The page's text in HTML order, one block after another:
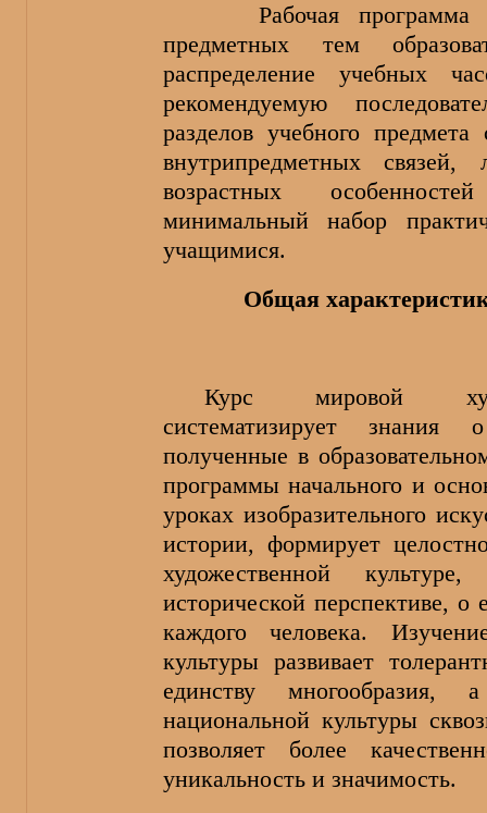
Рабочая программа
предметных тем
распределение учебных
рекомендуемую
разделов учебного
внутрипредметных связей,
возрастных
минимальный набор
учащимися.
Общая
Курс мировой
систематизирует
полученные в
программы начального и
уроках изобразительного
истории, формирует
художественной
исторической перспективе,
каждого человека.
культуры развивает
единству многообразия,
национальной культуры
позволяет более
уникальность и значимость.